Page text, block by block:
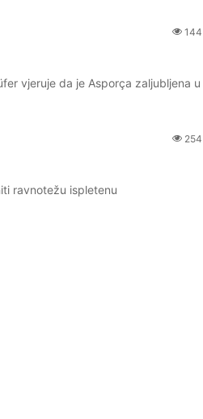
144
vjeruje da je Asporça zaljubljena u
254
ravnotežu ispletenu